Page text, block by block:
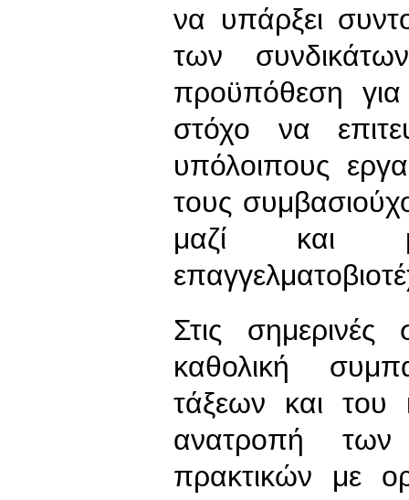
να υπάρξει
των
προϋπόθεση
στόχο να
υπόλοιπους
τους
μαζί και
Στις
καθολική
τάξεων και του
ανατροπή των
πρακτικών με